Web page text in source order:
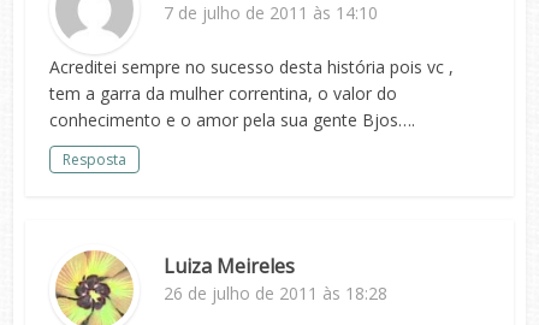
7 de julho de 2011 às 14:10
Acreditei sempre no sucesso desta história pois vc ,
tem a garra da mulher correntina, o valor do
conhecimento e o amor pela sua gente Bjos….
Resposta
Luiza Meireles
26 de julho de 2011 às 18:28